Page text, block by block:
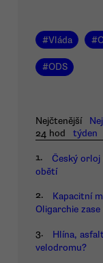
#Vláda #
#ODS
Nejčtenější
24 hod
týden
1.
Český
obětí
2.
Kapacitní
Oligarchie
3.
Hlína,
velodromu?